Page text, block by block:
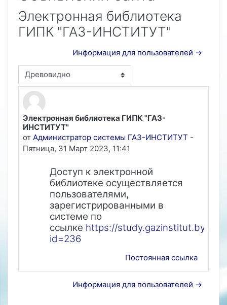
Электронная библиотека
ГИПК "ГАЗ-ИНСТИТУТ"
Информация для пользователей →
Режим отображения
Электронная библиотека ГИПК "ГАЗ-
ИНСТИТУТ"
от Администратор системы ГАЗ-ИНСТИТУТ -
Пятница, 31 Март 2023, 11:41
Количество ответов: 0
Доступ к электронной
библиотеке осуществляется
пользователями,
зарегистрированными в
системе по
ссылке https://study.gazinstitut.by/
id=236
Постоянная ссылка
Информация для пользователей →